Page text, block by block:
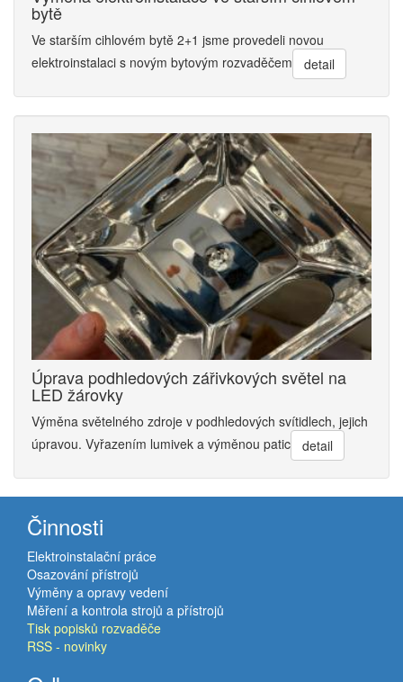
bytě
Ve starším cihlovém bytě 2+1 jsme provedeli novou
elektroinstalaci s novým bytovým rozvaděčem
detail
Úprava podhledových zářivkových světel na
LED žárovky
Výměna světelného zdroje v podhledových svítidlech, jejich
úpravou. Vyřazením lumivek a výměnou patic
detail
Činnosti
Elektroinstalační práce
Osazování přístrojů
Výměny a opravy vedení
Měření a kontrola strojů a přístrojů
Tisk popisků rozvaděče
RSS - novinky